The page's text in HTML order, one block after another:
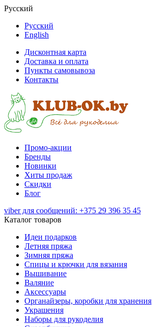
Русский
Русский
English
Дисконтная карта
Доставка и оплата
Пункты самовывоза
Контакты
Промо-акции
Бренды
Новинки
Хиты продаж
Скидки
Блог
viber для сообщений: +375 29 396 35 45
Каталог товаров
Идеи подарков
Летняя пряжа
Зимняя пряжа
Спицы и крючки для вязания
Вышивание
Валяние
Аксессуары
Органайзеры, коробки для хранения
Украшения
Наборы для рукоделия